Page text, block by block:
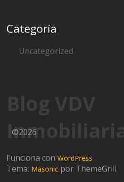
Categoría
Uncategorized
Blog VDV
Inmobiliaria
©2026
Funciona conWordPress
Tema: Masonic por ThemeGrill